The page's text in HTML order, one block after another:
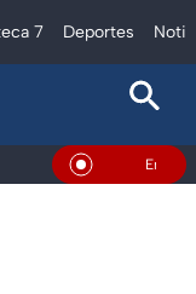
7 Deportes
En Vivo